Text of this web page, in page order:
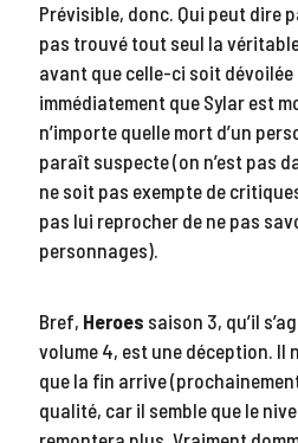
Prévisible, donc. Qui peut dire
pas trouvé tout seul la
avant que celle-ci soit dévoilée
immédiatement que Sylar est
n’importe quelle mort d’un
paraît suspecte (on n’est pas
ne soit pas exempte de
pas lui reprocher de ne pas
personnages).
Bref, Heroes saison 3, qu’il
volume 4, est une déception. Il
que la fin arrive
qualité, car il semble que le